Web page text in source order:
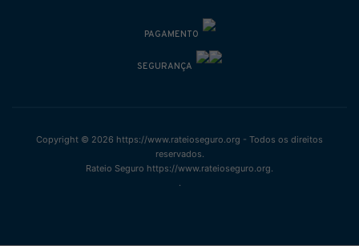
PAGAMENTO
SEGURANÇA
Copyright © 2026 https://www.rateioseguro.org - Todos os direitos
reservados.
Rateio Seguro https://www.rateioseguro.org.
.